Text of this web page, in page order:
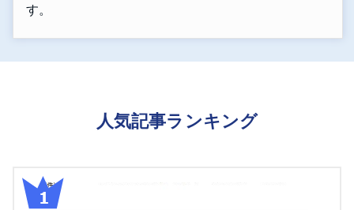
す。
人気記事ランキング